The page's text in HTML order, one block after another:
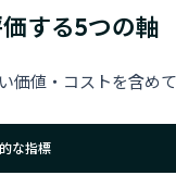
する5つの軸
価値・コストを含め
な指標